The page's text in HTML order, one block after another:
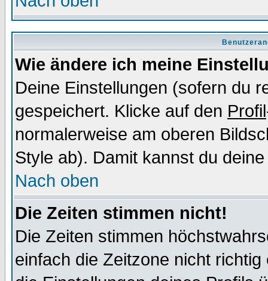
Wie ändere ich meine
Deine Einstellungen (sofern du
gespeichert. Klicke auf den Profil
normalerweise am oberen
Style ab). Damit kannst du
Nach oben
Die Zeiten stimmen nicht!
Die Zeiten stimmen
einfach die Zeitzone nicht